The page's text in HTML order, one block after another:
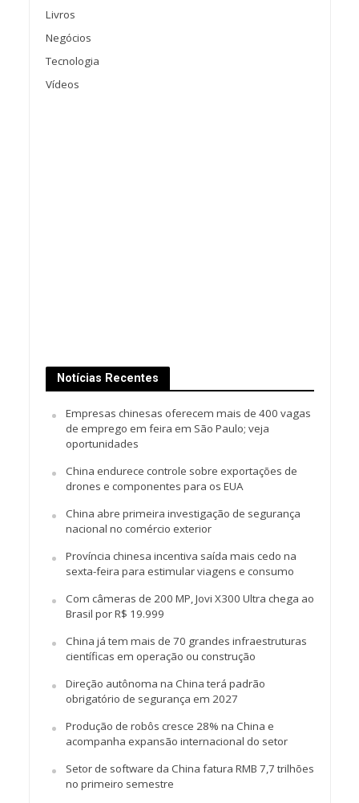
Livros
Negócios
Tecnologia
Vídeos
Notícias Recentes
Empresas chinesas oferecem mais de 400 vagas
de emprego em feira em São Paulo; veja
oportunidades
China endurece controle sobre exportações de
drones e componentes para os EUA
China abre primeira investigação de segurança
nacional no comércio exterior
Província chinesa incentiva saída mais cedo na
sexta-feira para estimular viagens e consumo
Com câmeras de 200 MP, Jovi X300 Ultra chega ao
Brasil por R$ 19.999
China já tem mais de 70 grandes infraestruturas
científicas em operação ou construção
Direção autônoma na China terá padrão
obrigatório de segurança em 2027
Produção de robôs cresce 28% na China e
acompanha expansão internacional do setor
Setor de software da China fatura RMB 7,7 trilhões
no primeiro semestre